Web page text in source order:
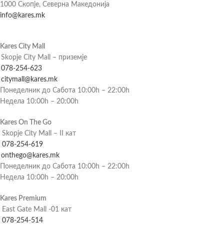
1000 Скопје, Северна Македонија
info@kares.mk
Kares City Mall
Skopje City Mall – приземје
078-254-623
citymall@kares.mk
Понеделник до Сабота 10:00h – 22:00h
Недела 10:00h – 20:00h
Kares On The Go
Skopje City Mall – II кат
078-254-619
onthego@kares.mk
Понеделник до Сабота 10:00h – 22:00h
Недела 10:00h – 20:00h
Kares Premium
East Gate Mall -01 кат
078-254-514